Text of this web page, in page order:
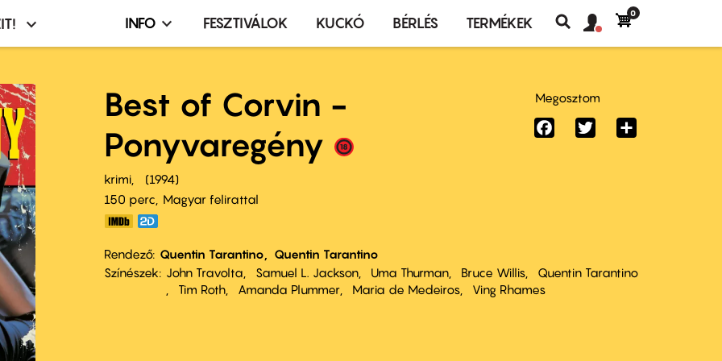
Infó,
terembérlés
menü
INFO FESZTIVÁLOK KUCKÓ BÉRLÉS TERMÉKEK
Keresés
fiók
Felhasználói
0
Best of Corvin -
Ponyvaregény
krimi
1994
150 perc,
Magyar felirattal
Rendező Quentin Tarantino
Quentin Tarantino
Színészek
John Travolta Samuel L. Jackson Uma Thurman Bruce Willis
Quentin Tarantino
Tim Roth
Amanda Plummer Maria de Medeiros Ving Rhames
Megosztom
FacebookTwitter